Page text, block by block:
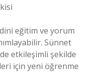
eğitim ve yorum
Sünnet
etkileşimli şekilde
için yeni öğrenme